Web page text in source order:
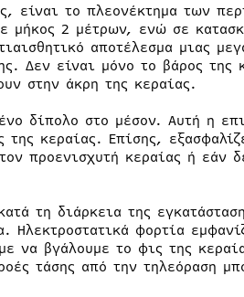
είναι το πλεονέκτημα των
μήκος 2 μέτρων, ενώ σε
αποτέλεσμα μιας
Δεν είναι μόνο το βάρος της
στην άκρη της κεραίας.
δίπολο στο μέσον. Αυτή η
κεραίας. Επίσης,
προενισχυτή κεραίας ή εάν
τη διάρκεια της
φορτία
να βγάλουμε το φις της
τάσης από την τηλεόραση